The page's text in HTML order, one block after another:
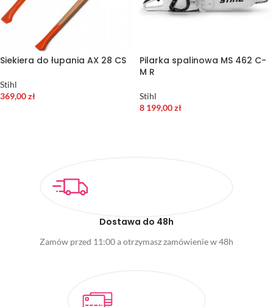
Siekiera do łupania AX 28 CS
Stihl
369,00zł
Pilarka spalinowa MS 462 C-
M R
Stihl
8 199,00zł
Dostawa do 48h
Zamów przed 11:00 a otrzymasz zamówienie w 48h